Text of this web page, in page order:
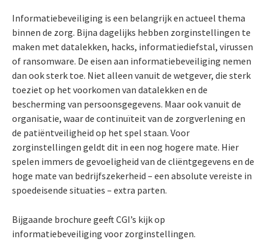
Informatiebeveiliging is een belangrijk en actueel thema
binnen de zorg. Bijna dagelijks hebben zorginstellingen te
maken met datalekken, hacks, informatiediefstal, virussen
of ransomware. De eisen aan informatiebeveiliging nemen
dan ook sterk toe. Niet alleen vanuit de wetgever, die sterk
toeziet op het voorkomen van datalekken en de
bescherming van persoonsgegevens. Maar ook vanuit de
organisatie, waar de continuïteit van de zorgverlening en
de patiëntveiligheid op het spel staan. Voor
zorginstellingen geldt dit in een nog hogere mate. Hier
spelen immers de gevoeligheid van de cliëntgegevens en de
hoge mate van bedrijfszekerheid – een absolute vereiste in
spoedeisende situaties – extra parten.
Bijgaande brochure geeft CGI’s kijk op
informatiebeveiliging voor zorginstellingen.